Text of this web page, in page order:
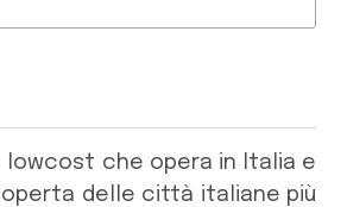
lowcost che opera in Italia e
delle città italiane più